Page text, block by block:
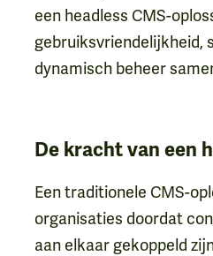
een headless CMS-
gebruiksvriendelijkheid,
dynamisch beheer
De kracht van een
Een traditionele CMS-
organisaties doordat
aan elkaar gekoppeld